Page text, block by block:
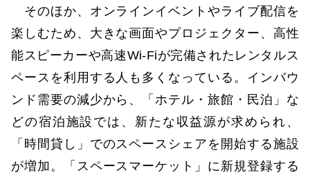
そのほか、オンラインイベントやライブ配信を
楽しむため、大きな画面やプロジェクター、高性
能スピーカーや高速Wi-Fiが完備されたレンタルス
ペースを利用する人も多くなっている。インバウ
ンド需要の減少から、「ホテル・旅館・民泊」な
どの宿泊施設では、新たな収益源が求められ、
「時間貸し」でのスペースシェアを開始する施設
が増加。「スペースマーケット」に新規登録する